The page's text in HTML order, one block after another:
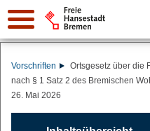
Vorschriften
Ortsgesetz über die
nach § 1 Satz 2 des Bremischen
26. Mai 2026